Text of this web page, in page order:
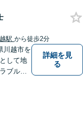
際はお
！【完
駅 から徒歩2分
川越市を
して地
ブル解
詳細を見
る